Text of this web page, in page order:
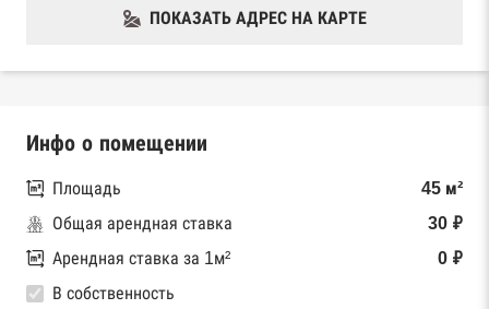
ПОКАЗАТЬ АДРЕС НА КАРТЕ
Инфо о помещении
Площадь
45 м²
Общая арендная ставка
30 ₽
Арендная ставка за 1м²
0 ₽
В собственность